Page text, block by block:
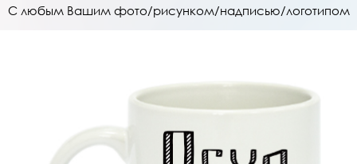
Услуги
С любым Вашим фото/рисунком/надписью/логотипом